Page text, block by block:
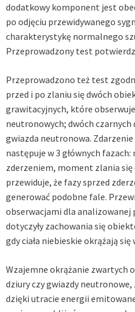
dodatkowy komponent jest
po odjęciu przewidywanego
charakterystykę normalnego
Przeprowadzony test
Przeprowadzono też test
przed i po zlaniu się dwóch
grawitacyjnych, które
neutronowych; dwóch czarnych
gwiazda neutronowa.
następuje w 3 głównych
zderzeniem, moment zlania
przewiduje, że fazy sprzed
generować podobne fale.
obserwacjami dla
dotyczyły zachowania się
gdy ciała niebieskie okrążają się
Wzajemne okrążanie zwartych
dziury czy gwiazdy neutronowe,
dzięki utracie energii